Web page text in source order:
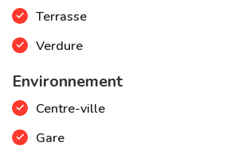
Terrasse
Verdure
Environnement
Centre-ville
Gare